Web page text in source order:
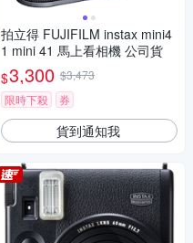
拍立得 FUJIFILM instax mini4
1 mini 41 馬上看相機 公司貨
$3,300 $3,473
限時下殺
券
貨到通知我